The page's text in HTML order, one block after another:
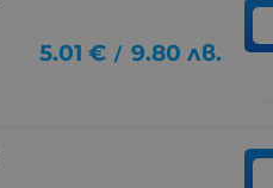
5.01 € / 9.80 лв.